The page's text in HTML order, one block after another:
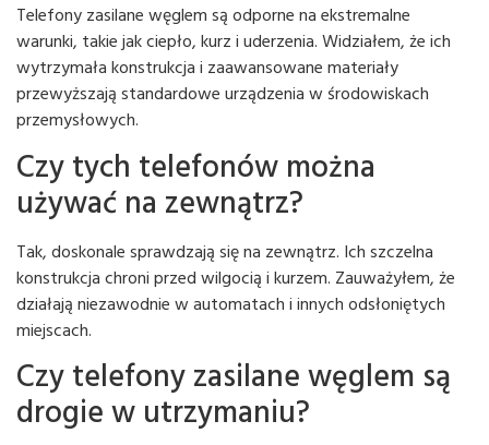
Telefony zasilane węglem są odporne na ekstremalne
warunki, takie jak ciepło, kurz i uderzenia. Widziałem, że ich
wytrzymała konstrukcja i zaawansowane materiały
przewyższają standardowe urządzenia w środowiskach
przemysłowych.
Czy tych telefonów można
używać na zewnątrz?
Tak, doskonale sprawdzają się na zewnątrz. Ich szczelna
konstrukcja chroni przed wilgocią i kurzem. Zauważyłem, że
działają niezawodnie w automatach i innych odsłoniętych
miejscach.
Czy telefony zasilane węglem są
drogie w utrzymaniu?